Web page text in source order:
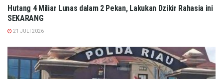
Hutang 4 Miliar Lunas dalam 2 Pekan, Lakukan Dzikir Rahasia ini
SEKARANG
21 JULI 2026